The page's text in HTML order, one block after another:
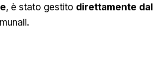
, è stato gestito direttamente dal